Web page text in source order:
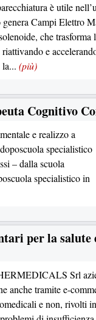
è utile
genera Campi Elettro
che
e
(più)
Cognitivo
e realizzo a
specialistico
– dalla scuola
specialistico in
per la salute
Srl
anche tramite e-
e non, rivolti